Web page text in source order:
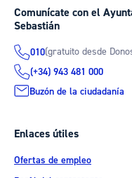
Comunícate con el
Sebastián
010(gratuito desde
(+34) 943 481 000
Buzón de la ciudadanía
Enlaces útiles
Ofertas de empleo